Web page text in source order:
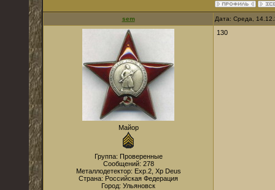
sem Дата: Среда,
Майор
Группа: Проверенные
Сообщений: 278
Металлодетектор: Exp.2, Xp Deus
Страна: Российская Федерация
Город: Ульяновск
130